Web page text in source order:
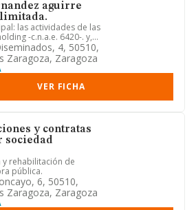
aguirre
las actividades de las
-c.n.a.e. 6420-. y,
por o...
4, 50510,
Zaragoza, Zaragoza
VER FICHA
y contratas
sociedad
y rehabilitación de
pública.
6, 50510,
Zaragoza, Zaragoza